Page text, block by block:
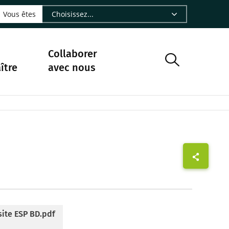
- CIRAD
Facebook - CIRAD
sur Instagram - CIRAD
sur Youtube - CIRAD
suivre sur Bluesky - CIRAD
Nourrir le vivant, le podcast du Cirad - CIRAD
Nous contacter par courriel - CIRAD
la page Flux RSS - CIRAD
Vous êtes
Collaborer
avec nous
ESP BD.pdf